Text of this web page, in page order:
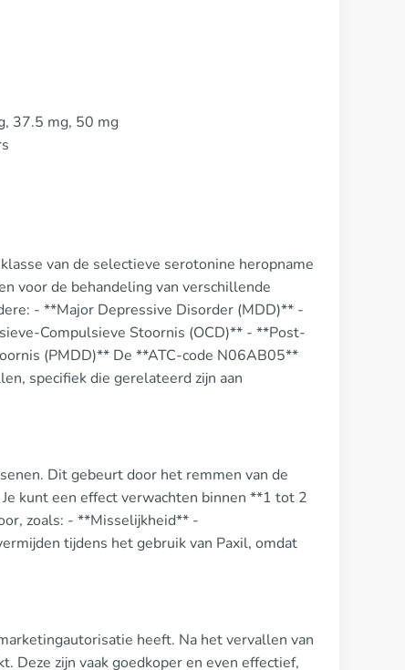
37.5 mg, 50 mg
van de selectieve serotonine heropname
voor de behandeling van verschillende
- **Major Depressive Disorder (MDD)** -
Compulsieve Stoornis (OCD)** - **Post-
(PMDD)** De **ATC-code N06AB05**
specifiek die gerelateerd zijn aan
Dit gebeurt door het remmen van de
kunt een effect verwachten binnen **1 tot 2
zoals: - **Misselijkheid** -
tijdens het gebruik van Paxil, omdat
heeft. Na het vervallen van
Deze zijn vaak goedkoper en even effectief,